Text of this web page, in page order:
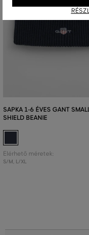
SAPKA 1-6 ÉVES GANT
SHIELD BEANIE
Elérhető méretek:
S/M, L/XL